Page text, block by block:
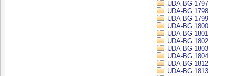
UDA-BG 1797
UDA-BG 1798
UDA-BG 1799
UDA-BG 1800
UDA-BG 1801
UDA-BG 1802
UDA-BG 1803
UDA-BG 1804
UDA-BG 1812
UDA-BG 1813